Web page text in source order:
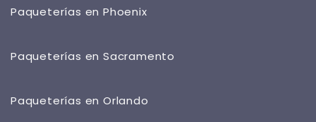
Paqueterías en Phoenix
Paqueterías en Sacramento
Paqueterías en Orlando